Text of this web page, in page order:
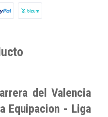
del Valencia
Equipacion - Liga